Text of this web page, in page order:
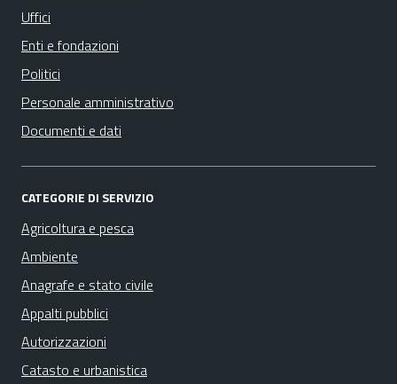
Uffici
Enti e fondazioni
Politici
Personale amministrativo
Documenti e dati
CATEGORIE DI SERVIZIO
Agricoltura e pesca
Ambiente
Anagrafe e stato civile
Appalti pubblici
Autorizzazioni
Catasto e urbanistica